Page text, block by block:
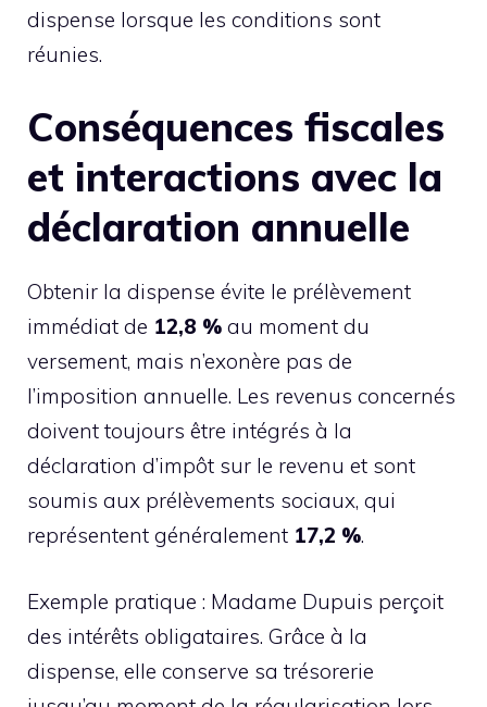
dispense lorsque les conditions sont
réunies.
Conséquences fiscales
et interactions avec la
déclaration annuelle
Obtenir la dispense évite le prélèvement
immédiat de 12,8 % au moment du
versement, mais n’exonère pas de
l’imposition annuelle. Les revenus concernés
doivent toujours être intégrés à la
déclaration d’impôt sur le revenu et sont
soumis aux prélèvements sociaux, qui
représentent généralement 17,2 %.
Exemple pratique : Madame Dupuis perçoit
des intérêts obligataires. Grâce à la
dispense, elle conserve sa trésorerie